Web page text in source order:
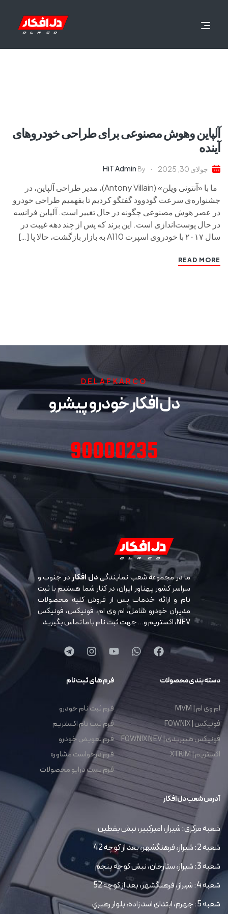
آلپاین وهوش مصنوعی برای طراحی خودروهای
آینده
جولای 30, 2025 By
HiT Admin
ما با «آنتونی ویلن» (Antony Villain)، مدیر طراحی آلپاین، در
جشنواره‌ی سرعت گودوود گفتگو کردیم تا بفهمیم طراحی خودرو
در عصر هوش مصنوعی چگونه در حال تغییر است. آلپاین فرانسه
در حال پوست‌اندازی است. این برند که پس از چند دهه غیبت در
سال ۲۰۱۷ با خودروی اسپرت A110 به بازار بازگشت، حالا پا […]
READ MORE
DELAFKARCO
دل افکار خودرو پیشرو
90000235
ما در مجموعه شعب نمایندگیدل افکاردر جنوب و
سراسر کشور پهناور ایران، در کنار شما هستیم با ثبت
نام و ارائه خدمات پس از فروش کلیه محصولات
مدیران خودرو شامل، ام وی ام، فونیکس، فونیکس
NEV، اکستریم و… جهت ثبت نام با ما تماس بگیرید.
دسته بندی محصولات
ام وی ام | MVM
فونیکس | FOWNIX
فونیکس هیبریدی | FOWNIX NEV
اکستریم | XTRIM
فرم های ثبت نام
فرم ثبت نام خودرو
فرم ثبت نام اکستریم
فرم تعویض خودرو
فرم درخواست مشاوره
فرم تست درایو محصولات
آدرس شعب دل افکار
شعبه مرکزی: شیراز، امیرکبیر، نبش یقطین
شعبه 2: شیراز، فرهنگشهر، بعد از کوچه 42
شعبه 3: شیراز، ستارخان، نبش کوچه پنجم
شعبه 4: شیراز، فرهنگشهر، بعد از کوچه 52
شعبه 5: جهرم، ابتداي اسد زاده، بلوار رهبري